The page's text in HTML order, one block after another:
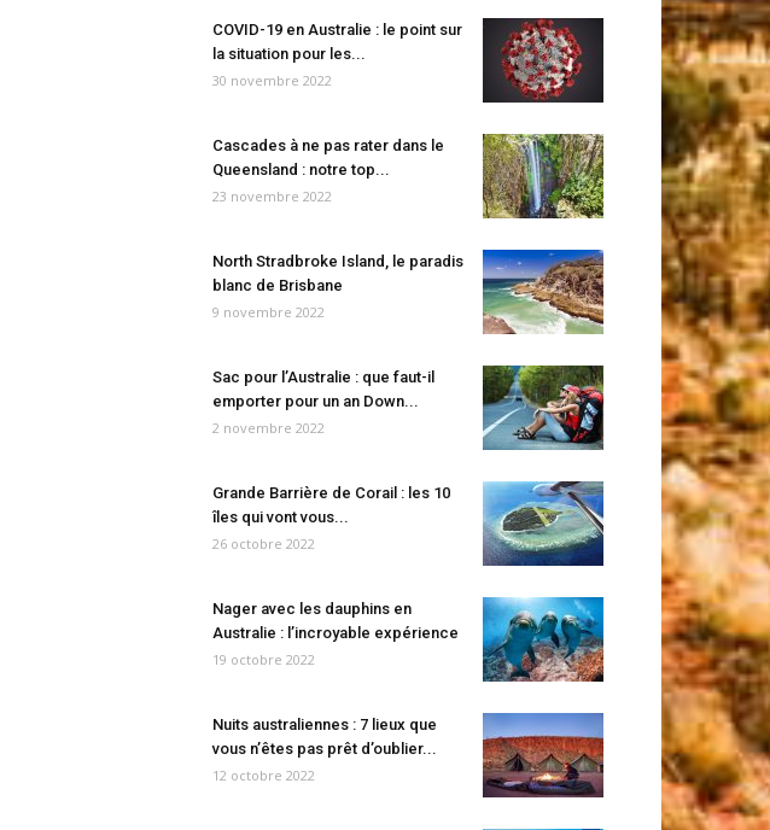
COVID-19 en Australie : le point sur
la situation pour les...
30 novembre 2022
Cascades à ne pas rater dans le
Queensland : notre top...
23 novembre 2022
North Stradbroke Island, le paradis
blanc de Brisbane
9 novembre 2022
Sac pour l’Australie : que faut-il
emporter pour un an Down...
2 novembre 2022
Grande Barrière de Corail : les 10
îles qui vont vous...
26 octobre 2022
Nager avec les dauphins en
Australie : l’incroyable expérience
19 octobre 2022
Nuits australiennes : 7 lieux que
vous n’êtes pas prêt d’oublier...
12 octobre 2022